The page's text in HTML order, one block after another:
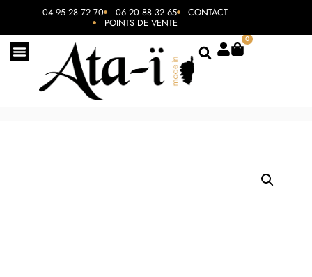
04 95 28 72 70 06 20 88 32 65 CONTACT
POINTS DE VENTE
0